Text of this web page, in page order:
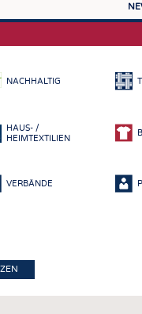
NACHHALTIG
HAUS- /
HEIMTEXTILIEN
VERBÄNDE